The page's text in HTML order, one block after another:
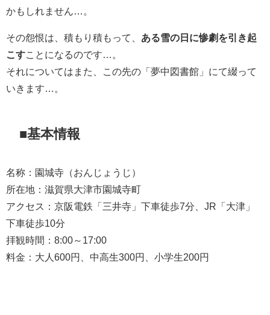
かもしれません…。
その怨恨は、積もり積もって、 ある雪の日に惨劇を引き起
こす ことになるのです…。
それについてはまた、この先の「夢中図書館」にて綴って
いきます…。
■基本情報
名称：園城寺（おんじょうじ）
所在地：滋賀県大津市園城寺町
アクセス：京阪電鉄「三井寺」下車徒歩7分、JR「大津」
下車徒歩10分
拝観時間：8:00～17:00
料金：大人600円、中高生300円、小学生200円